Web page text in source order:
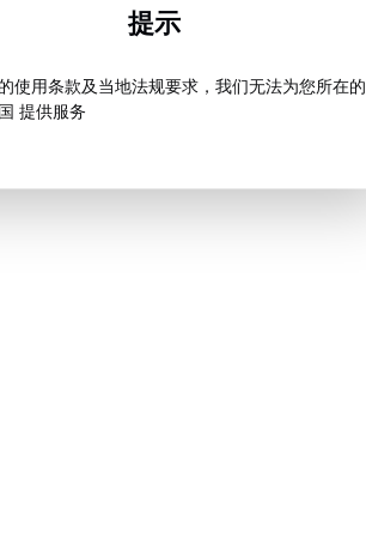
提示
使用条款及当地法规要求，我们无法为您所在的
提供服务